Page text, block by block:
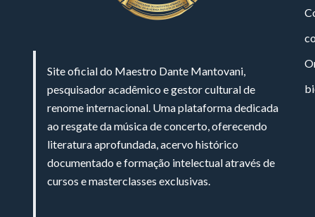
Site oficial do Maestro Dante Mantovani,
pesquisador acadêmico e gestor cultural de
renome internacional. Uma plataforma dedicada
ao resgate da música de concerto, oferecendo
literatura aprofundada, acervo histórico
documentado e formação intelectual através de
cursos e masterclasses exclusivas.